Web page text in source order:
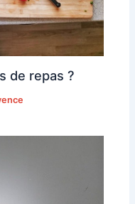
de repas ?